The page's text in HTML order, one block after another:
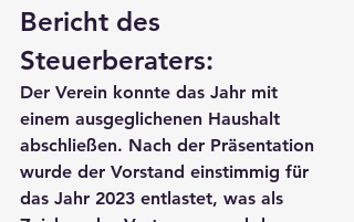
Bericht des
Steuerberaters:
Der Verein konnte das Jahr mit
einem ausgeglichenen Haushalt
abschließen. Nach der Präsentation
wurde der Vorstand einstimmig für
das Jahr 2023 entlastet, was als